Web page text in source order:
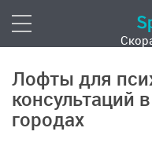
Лофты для
консультаций
городах